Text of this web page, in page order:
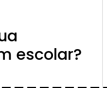
escolar?